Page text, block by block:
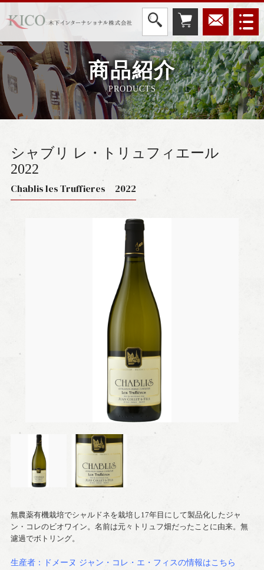
商品紹介
PRODUCTS
シャブリ レ・トリュフィエール
2022
Chablis les Truffieres 2022
無農薬有機栽培でシャルドネを栽培し17年目にして製品化したジャ
ン・コレのビオワイン。名前は元々トリュフ畑だったことに由来。無
濾過でボトリング。
生産者：ドメーヌ ジャン・コレ・エ・フィスの情報はこちら